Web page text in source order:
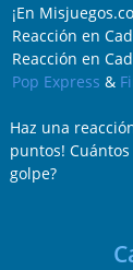
¡En
Reacción en
Reacción en
Pop Express &
Haz una
puntos!
golpe?